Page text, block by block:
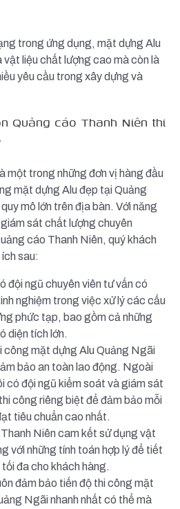
trong ứng dụng, mặt dựng Alu
liệu chất lượng cao mà còn là
yêu cầu trong xây dựng và
Quảng cáo Thanh Niên thi
một trong những đơn vị hàng đầu
mặt dựng Alu đẹp tại Quảng
mô lớn trên địa bàn. Với năng
sát chất lượng chuyên
cáo Thanh Niên, quý khách
sau:
đội ngũ chuyên viên tư vấn có
nghiệm trong việc xử lý các cấu
phức tạp, bao gồm cả những
diện tích lớn.
công mặt dựng Alu Quảng Ngãi
bảo an toàn lao động. Ngoài
có đội ngũ kiểm soát và giám sát
công riêng biệt để đảm bảo mỗi
tiêu chuẩn cao nhất.
Niên cam kết sử dụng vật
với những tính toán hợp lý để tiết
tối đa cho khách hàng.
đảm bảo tiến độ thi công mặt
Ngãi nhanh nhất có thể mà